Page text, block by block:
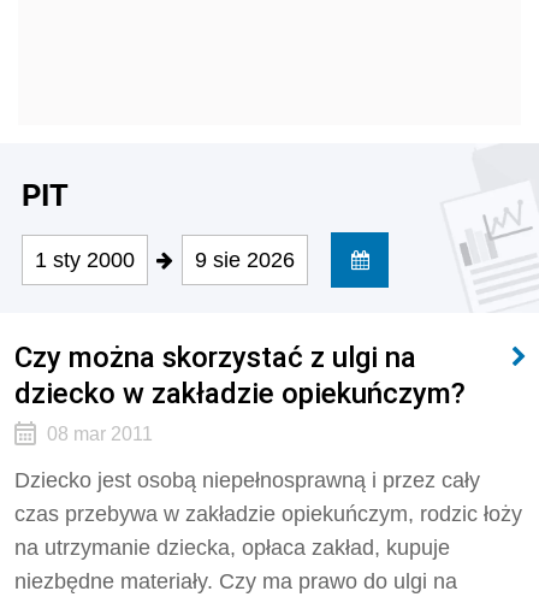
PIT
1 sty 2000 9 sie 2026
Czy można skorzystać z ulgi na
dziecko w zakładzie opiekuńczym?
08 mar 2011
Dziecko jest osobą niepełnosprawną i przez cały
czas przebywa w zakładzie opiekuńczym, rodzic łoży
na utrzymanie dziecka, opłaca zakład, kupuje
niezbędne materiały. Czy ma prawo do ulgi na